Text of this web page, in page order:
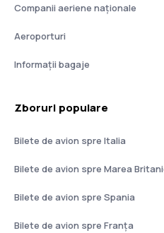
Companii aeriene naţionale
Aeroporturi
Informații bagaje
Zboruri populare
Bilete de avion spre Italia
Bilete de avion spre Marea
Bilete de avion spre Spania
Bilete de avion spre Franţa